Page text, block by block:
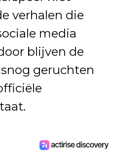
verhalen die
media
blijven de
geruchten